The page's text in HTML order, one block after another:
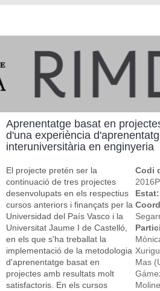
Vés al contingut
Aprenentatge basat en
d'una experiència
interuniversitària en enginyeria
El projecte pretén ser la
continuació de tres projectes
desenvolupats en els respectius
cursos anteriors i finançats per la
Universidad del País Vasco i la
Universitat Jaume I de Castelló,
en els que s'ha treballat la
implementació de la metodologia
d'aprenentatge basat en
projectes amb resultats molt
satisfactoris. En els cursos
Codi
Estat:
Mas